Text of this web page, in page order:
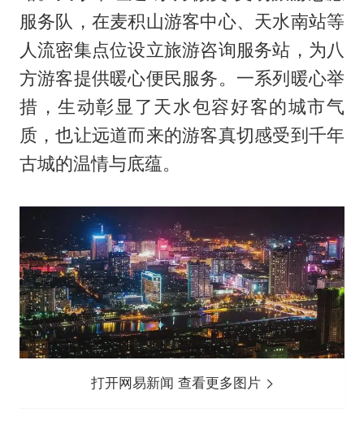
服务队，在麦积山游客中心、天水南站等
人流密集点位设立旅游咨询服务站，为八
方游客提供暖心便民服务。一系列暖心举
措，生动彰显了天水包容好客的城市气
质，也让远道而来的游客真切感受到千年
古城的温情与底蕴。
打开网易新闻 查看更多图片